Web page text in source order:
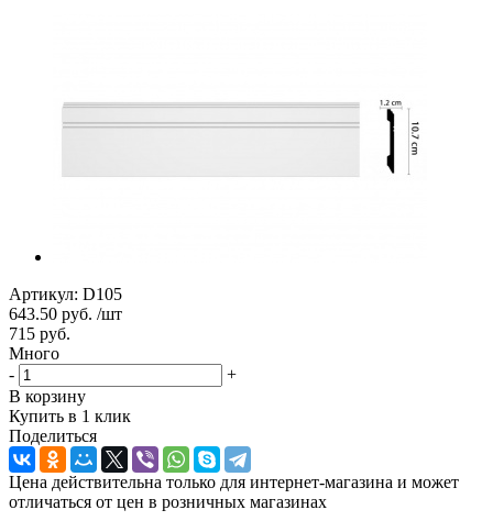
Артикул: D105
643.50 руб. /шт
715 руб.
Много
-
+
В корзину
Купить в 1 клик
Поделиться
Цена действительна только для интернет-магазина и может
отличаться от цен в розничных магазинах